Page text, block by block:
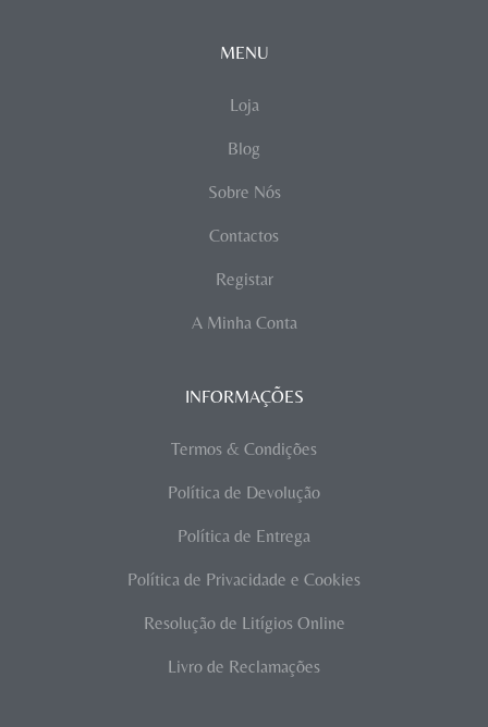
MENU
Loja
Blog
Sobre Nós
Contactos
Registar
A Minha Conta
INFORMAÇÕES
Termos & Condições
Política de Devolução
Política de Entrega
Política de Privacidade e Cookies
Resolução de Litígios Online
Livro de Reclamações